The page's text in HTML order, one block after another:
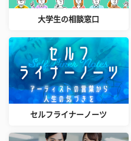
大学生の相談窓口
セルフライナーノーツ